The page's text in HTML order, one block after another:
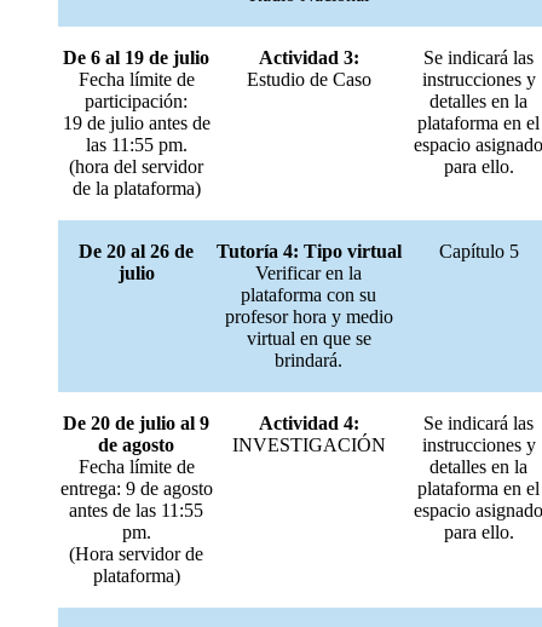
De 6 al 19 de julio
Fecha límite de
participación:
19 de julio antes de
las 11:55 pm.
(hora del servidor
de la plataforma)
Actividad 3:
Estudio de Caso
Se indicará las
instrucciones y
detalles en la
plataforma en el
espacio asignado
para ello.
De 20 al 26 de
julio
Tutoría 4: Tipo virtual
Verificar en la
plataforma con su
profesor hora y medio
virtual en que se
brindará.
Capítulo 5
De 20 de julio al 9
de agosto
Fecha límite de
entrega: 9 de agosto
antes de las 11:55
pm.
(Hora servidor de
plataforma)
Actividad 4:
INVESTIGACIÓN
Se indicará las
instrucciones y
detalles en la
plataforma en el
espacio asignado
para ello.